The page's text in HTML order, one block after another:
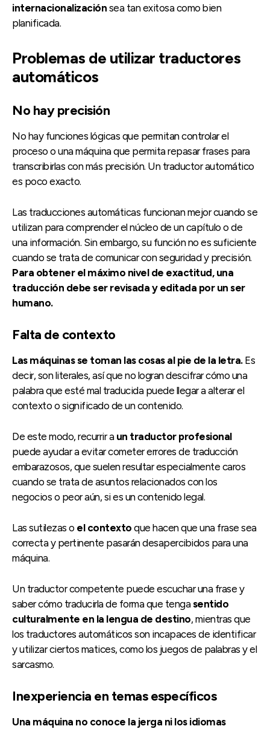
internacionalización sea tan exitosa como bien
planificada.
Problemas de utilizar traductores
automáticos
No hay precisión
No hay funciones lógicas que permitan controlar el
proceso o una máquina que permita repasar frases para
transcribirlas con más precisión. Un traductor automático
es poco exacto.
Las traducciones automáticas funcionan mejor cuando se
utilizan para comprender el núcleo de un capítulo o de
una información. Sin embargo, su función no es suficiente
cuando se trata de comunicar con seguridad y precisión.
Para obtener el máximo nivel de exactitud, una
traducción debe ser revisada y editada por un ser
humano.
Falta de contexto
Las máquinas se toman las cosas al pie de la letra.Es
decir, son literales, así que no logran descifrar cómo una
palabra que esté mal traducida puede llegar a alterar el
contexto o significado de un contenido.
De este modo, recurrir a un traductor profesional
puede ayudar a evitar cometer errores de traducción
embarazosos, que suelen resultar especialmente caros
cuando se trata de asuntos relacionados con los
negocios o peor aún, si es un contenido legal.
Las sutilezas o el contexto que hacen que una frase sea
correcta y pertinente pasarán desapercibidos para una
máquina.
Un traductor competente puede escuchar una frase y
saber cómo traducirla de forma que tengasentido
culturalmente en la lengua de destino, mientras que
los traductores automáticos son incapaces de identificar
y utilizar ciertos matices, como los juegos de palabras y el
sarcasmo.
Inexperiencia en temas específicos
Una máquina no conoce la jerga ni los idiomas